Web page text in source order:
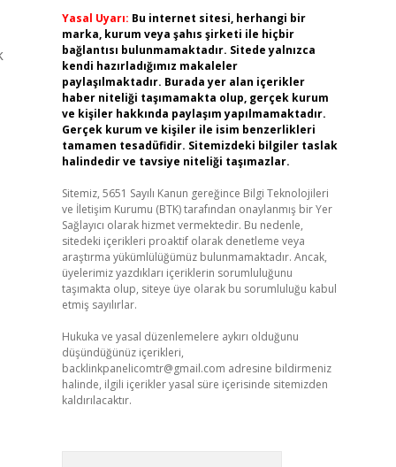
Yasal Uyarı: Bu internet sitesi, herhangi bir
marka, kurum veya şahıs şirketi ile hiçbir
bağlantısı bulunmamaktadır. Sitede yalnızca
kendi hazırladığımız makaleler
paylaşılmaktadır. Burada yer alan içerikler
haber niteliği taşımamakta olup, gerçek kurum
ve kişiler hakkında paylaşım yapılmamaktadır.
Gerçek kurum ve kişiler ile isim benzerlikleri
tamamen tesadüfidir. Sitemizdeki bilgiler taslak
halindedir ve tavsiye niteliği taşımazlar.
Sitemiz, 5651 Sayılı Kanun gereğince Bilgi Teknolojileri
ve İletişim Kurumu (BTK) tarafından onaylanmış bir Yer
Sağlayıcı olarak hizmet vermektedir. Bu nedenle,
sitedeki içerikleri proaktif olarak denetleme veya
araştırma yükümlülüğümüz bulunmamaktadır. Ancak,
üyelerimiz yazdıkları içeriklerin sorumluluğunu
taşımakta olup, siteye üye olarak bu sorumluluğu kabul
etmiş sayılırlar.
Hukuka ve yasal düzenlemelere aykırı olduğunu
düşündüğünüz içerikleri,
backlinkpanelicomtr@gmail.com adresine bildirmeniz
halinde, ilgili içerikler yasal süre içerisinde sitemizden
kaldırılacaktır.